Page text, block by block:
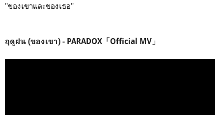
"ของเขาและของเธอ"
ฤดูฝน (ของเขา) - PARADOX「Official MV」